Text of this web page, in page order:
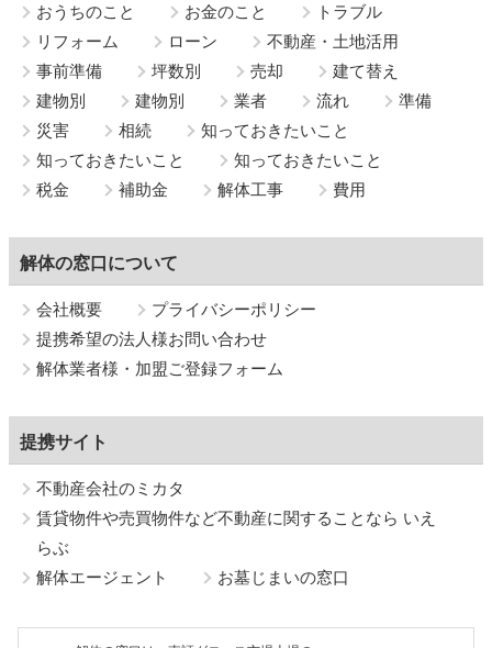
おうちのこと お金のこと
トラブル
リフォーム
ローン
不動産・土地活用
事前準備
坪数別 売却
建て替え
建物別
建物別 業者 流れ
準備
災害
相続
知っておきたいこと
知っておきたいこと
知っておきたいこと
税金
補助金 解体工事 費用
解体の窓口について
会社概要
プライバシーポリシー
提携希望の法人様お問い合わせ
解体業者様・加盟ご登録フォーム
提携サイト
不動産会社のミカタ
賃貸物件や売買物件など不動産に関することなら いえ
らぶ
解体エージェント
お墓じまいの窓口